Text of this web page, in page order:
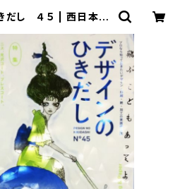
だし ４５ | 西日本書